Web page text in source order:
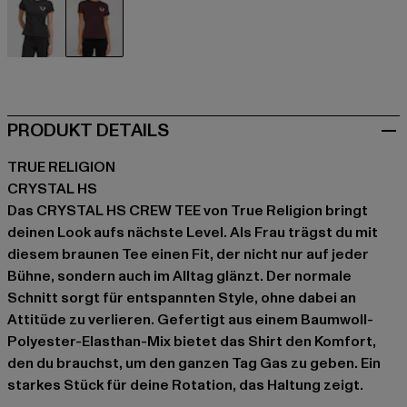
PRODUKT DETAILS
TRUE RELIGION
CRYSTAL HS
Das CRYSTAL HS CREW TEE von True Religion bringt
deinen Look aufs nächste Level. Als Frau trägst du mit
diesem braunen Tee einen Fit, der nicht nur auf jeder
Bühne, sondern auch im Alltag glänzt. Der normale
Schnitt sorgt für entspannten Style, ohne dabei an
Attitüde zu verlieren. Gefertigt aus einem Baumwoll-
Polyester-Elasthan-Mix bietet das Shirt den Komfort,
den du brauchst, um den ganzen Tag Gas zu geben. Ein
starkes Stück für deine Rotation, das Haltung zeigt.